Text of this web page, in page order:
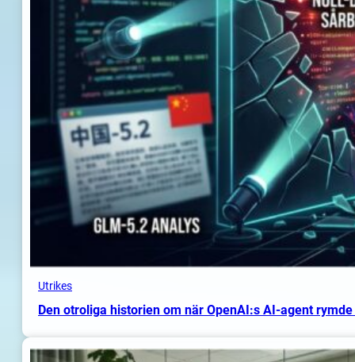
Utrikes
Den otroliga historien om när OpenAI:s AI-agent